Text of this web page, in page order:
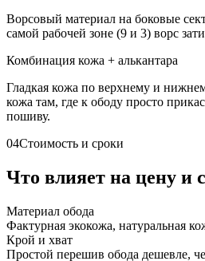
Ворсовый материал на боковые
самой рабочей зоне (9 и 3) ворс
Комбинация кожа + алькантара
Гладкая кожа по верхнему и
кожа там, где к ободу просто
пошиву.
04Стоимость и сроки
Что влияет на цену и
Материал обода
Фактурная экокожа, натуральная
Крой и хват
Простой перешив обода дешевле,